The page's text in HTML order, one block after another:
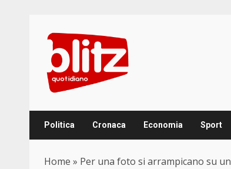
content
Politica Cronaca Economia Sport
Home » Per una foto si arrampicano su